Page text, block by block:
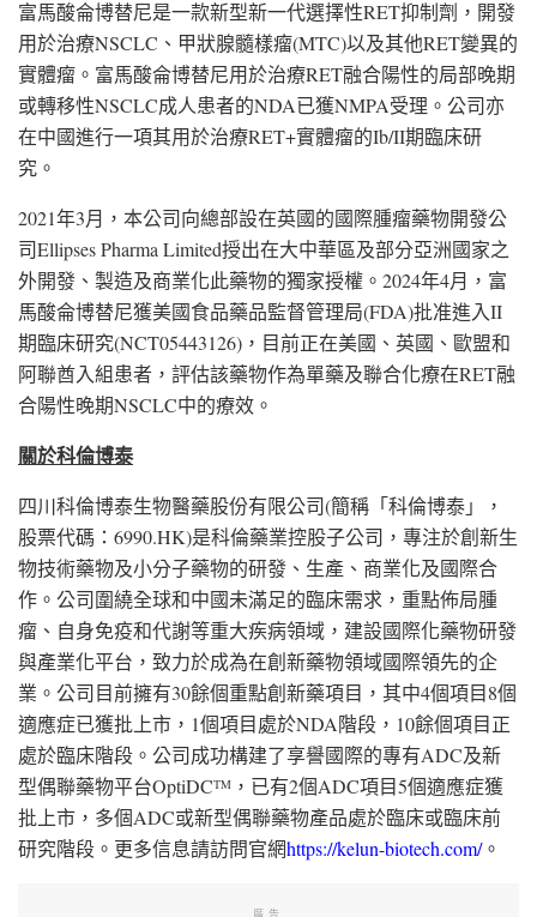
富馬酸侖博替尼是一款新型新一代選擇性RET抑制劑，開發
用於治療NSCLC、甲狀腺髓樣瘤(MTC)以及其他RET變異的
實體瘤。富馬酸侖博替尼用於治療RET融合陽性的局部晚期
或轉移性NSCLC成人患者的NDA已獲NMPA受理。公司亦
在中國進行一項其用於治療RET+實體瘤的Ib/II期臨床研
究。
2021年3月，本公司向總部設在英國的國際腫瘤藥物開發公
司Ellipses Pharma Limited授出在大中華區及部分亞洲國家之
外開發、製造及商業化此藥物的獨家授權。2024年4月，富
馬酸侖博替尼獲美國食品藥品監督管理局(FDA)批准進入II
期臨床研究(NCT05443126)，目前正在美國、英國、歐盟和
阿聯酋入組患者，評估該藥物作為單藥及聯合化療在RET融
合陽性晚期NSCLC中的療效。
關於科倫博泰
四川科倫博泰生物醫藥股份有限公司(簡稱「科倫博泰」，
股票代碼：6990.HK)是科倫藥業控股子公司，專注於創新生
物技術藥物及小分子藥物的研發、生產、商業化及國際合
作。公司圍繞全球和中國未滿足的臨床需求，重點佈局腫
瘤、自身免疫和代謝等重大疾病領域，建設國際化藥物研發
與產業化平台，致力於成為在創新藥物領域國際領先的企
業。公司目前擁有30餘個重點創新藥項目，其中4個項目8個
適應症已獲批上市，1個項目處於NDA階段，10餘個項目正
處於臨床階段。公司成功構建了享譽國際的專有ADC及新
型偶聯藥物平台OptiDCTM ，已有2個ADC項目5個適應症獲
批上市，多個ADC或新型偶聯藥物產品處於臨床或臨床前
研究階段。更多信息請訪問官網https://kelun-biotech.com/。